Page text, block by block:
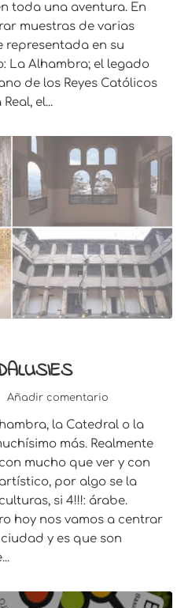
toda una aventura. En
muestras de varias
representada en su
La Alhambra; el legado
de los Reyes Católicos
el...
Añadir comentario
la Catedral o la
más. Realmente
mucho que ver y con
por algo se la
si 4!!!: árabe.
hoy nos vamos a centrar
y es que son